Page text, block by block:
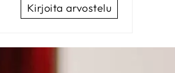
Kirjoita arvostelu